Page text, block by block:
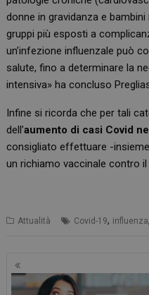
donne in gravidanza e
gruppi più esposti a
un’infezione influenzale può
salute, fino a determinare la
intensiva» ha concluso
Infine si ricorda che per tali
dell’aumento di casi Covid
consigliato effettuare -
un richiamo vaccinale contro il
Attualità Covid-19, influenza
Navigazione
articoli